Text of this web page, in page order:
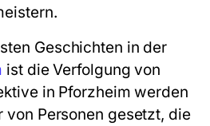
Geschichten in der
ist die Verfolgung von
in Pforzheim werden
von Personen gesetzt, die